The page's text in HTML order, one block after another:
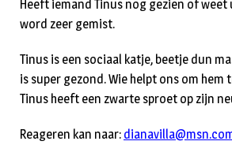
Heeft iemand Tinus nog gezien of weet
word zeer gemist.
Tinus is een sociaal katje, beetje dun
is super gezond. Wie helpt ons om hem
Tinus heeft een zwarte sproet op zijn
Reageren kan naar: